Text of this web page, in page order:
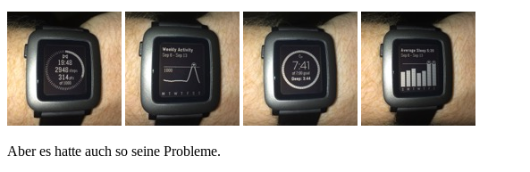
Aber es hatte auch so seine Probleme.